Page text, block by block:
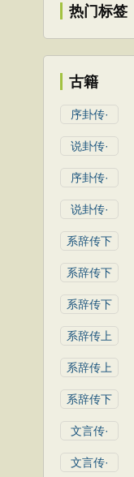
热门标签
古籍
序卦传·
说卦传·
序卦传·
说卦传·
系辞传下
系辞传下
系辞传下
系辞传上
系辞传上
系辞传下
文言传·
文言传·